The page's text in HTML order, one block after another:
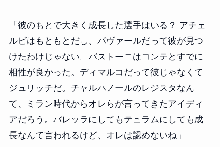
「彼のもとで大きく成長した選手はいる？ アチェ
ルビはもともとだし、パヴァールだって彼が見つ
けたわけじゃない。バストーニはコンテとすでに
相性が良かった。ディマルコだって彼じゃなくて
ジュリッチだ。チャルハノールのレジスタなん
て、ミラン時代からオレらが言ってきたアイディ
アだろう。バレッラにしてもテュラムにしても成
長なんて言われるけど、オレは認めないね」